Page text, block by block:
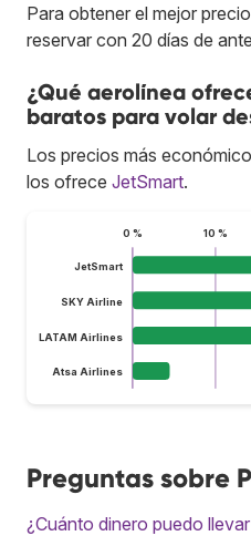
Para obtener el mejor
reservar con 20 días de
¿Qué aerolínea
baratos para volar
Los precios más
los ofrece JetSmart.
0 % 10 %
JetSmart
SKY Airline
LATAM Airlines
Atsa Airlines
Preguntas sobre
¿Cuánto dinero puedo